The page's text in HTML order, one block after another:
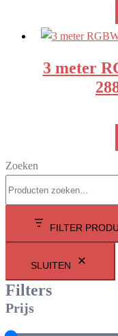
3 meter
Zoeken
FILTER
SLUITEN
Filters
Prijs